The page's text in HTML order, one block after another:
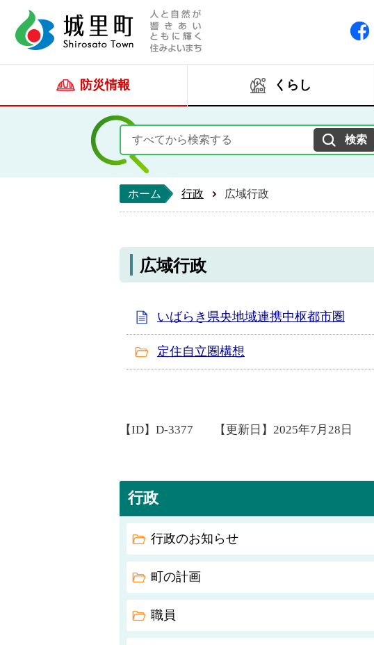
防災情報 くらし
ホーム 行政 広域行政
広域行政
いばらき県央地域連携中枢都市圏
定住自立圏構想
【ID】 D-3377 【更新日】 2025年7月28日
行政
行政のお知らせ
町の計画
職員